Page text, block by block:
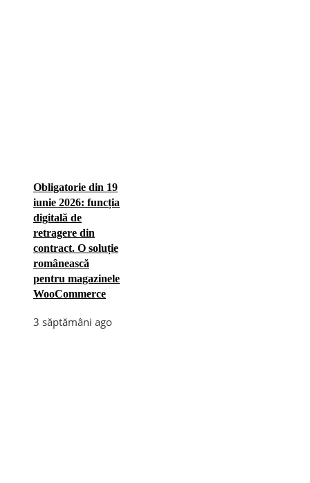
Obligatorie din 19
iunie 2026: funcția
digitală de
retragere din
contract. O soluție
românească
pentru magazinele
WooCommerce
3 săptămâni ago